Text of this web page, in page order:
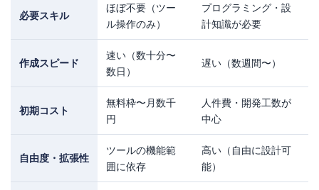
必要スキル
ほぼ不要（ツー
ル操作のみ）
プログラミング・設
計知識が必要
作成スピード
速い（数十分〜
数日）
遅い（数週間〜）
初期コスト
無料枠〜月数千
円
人件費・開発工数が
中心
自由度・拡張性
ツールの機能範
囲に依存
高い（自由に設計可
能）